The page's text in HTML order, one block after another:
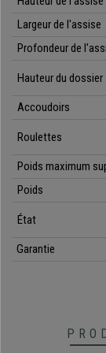
Vous l'aurez
recherchez une
n'hésitez plus et
Design exclusif,
• Dossier en maille
• Accoudoirs 3D
•Assise
• Excellente
Largeur de l'assise
Profondeur de
Hauteur du dossier
Accoudoirs
Roulettes
Poids maximum
Poids
État
Garantie